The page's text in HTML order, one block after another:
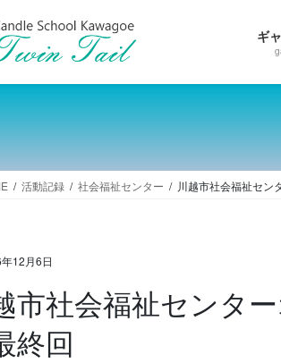
ギ
活動記録 社会福祉センター 川越市社会福祉セ
12月6日
市社会福祉センタ
終回